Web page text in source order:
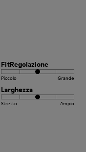
FitRegolazione
Piccolo Grande
Larghezza
Stretto Ampio